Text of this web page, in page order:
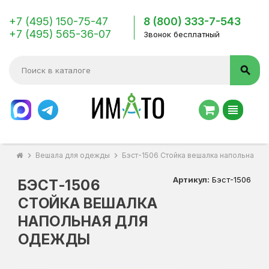
+7 (495) 150-75-47
+7 (495) 565-36-07
8 (800) 333-7-543
Звонок бесплатный
search
view_headline
chevron_right Вешала для одежды chevron_right Бэст-1506 Стойка вешалка напольная
БЭСТ-1506
СТОЙКА ВЕШАЛКА
НАПОЛЬНАЯ ДЛЯ
ОДЕЖДЫ
Артикул: Бэст-1506